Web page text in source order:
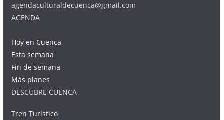
agendaculturaldecuenca@gmail.com
AGENDA
Hoy en Cuenca
Esta semana
Fin de semana
Más planes
DESCUBRE CUENCA
Tren Turístico